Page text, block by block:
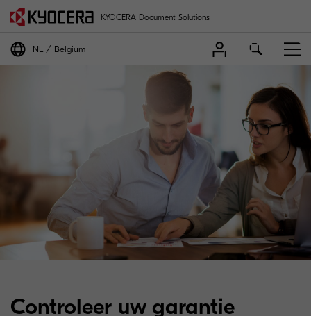
KYOCERA Document Solutions
NL Belgium
Controleer uw garantie